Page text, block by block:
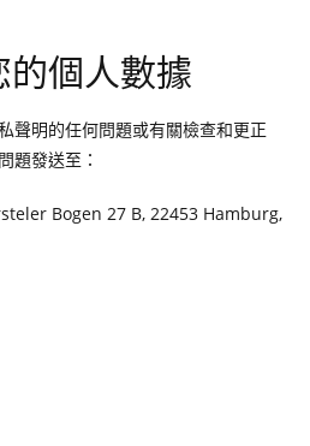
個人數據
聲明的任何問題或有關檢查和更正
題發送至：
Bogen 27 B, 22453 Hamburg,